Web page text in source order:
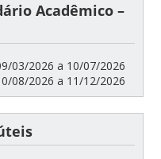
Acadêmico –
03/2026 a 10/07/2026
08/2026 a 11/12/2026